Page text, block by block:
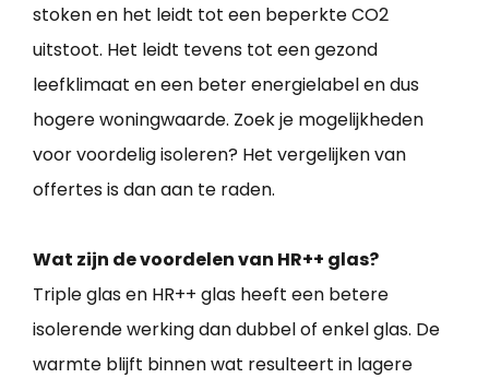
stoken en het leidt tot een beperkte CO2
uitstoot. Het leidt tevens tot een gezond
leefklimaat en een beter energielabel en dus
hogere woningwaarde. Zoek je mogelijkheden
voor voordelig isoleren? Het vergelijken van
offertes is dan aan te raden.
Wat zijn de voordelen van HR++ glas?
Triple glas en HR++ glas heeft een betere
isolerende werking dan dubbel of enkel glas. De
warmte blijft binnen wat resulteert in lagere